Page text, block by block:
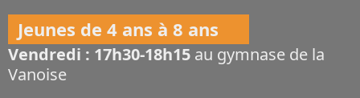
Jeunes de 4 ans à 8 ans
Vendredi : 17h30-18h15 au gymnase de la
Vanoise